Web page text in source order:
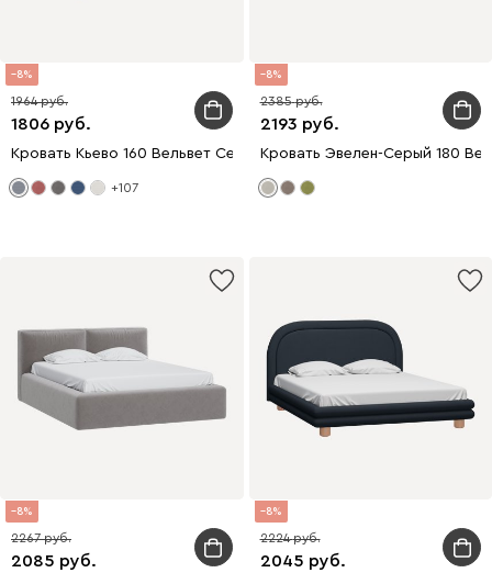
8
1806
1964
Кровать Кьево 160 Вельвет Серый
+107
8
2193
2385
Кровать Эвелен-Серый 180
8
2085
2267
8
2045
2224